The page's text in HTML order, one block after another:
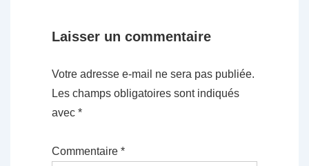
Laisser un commentaire
Votre adresse e-mail ne sera pas publiée.
Les champs obligatoires sont indiqués
avec *
Commentaire *